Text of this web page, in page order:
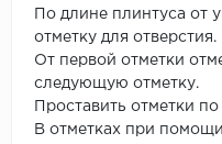
По длине плинтуса от
отметку для отверстия.
От первой отметки
следующую отметку.
Проставить отметки
В отметках при